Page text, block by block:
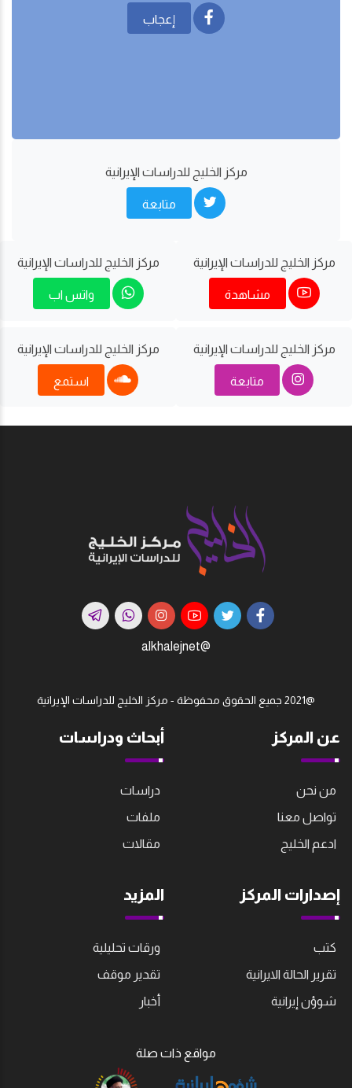
إعجاب
مركز الخليج للدراسات اﻹيرانية
متابعة
مركز الخليج للدراسات اﻹيرانية
مشاهدة
مركز الخليج للدراسات اﻹيرانية
واتس اب
مركز الخليج للدراسات اﻹيرانية
متابعة
مركز الخليج للدراسات اﻹيرانية
استمع
@alkhalejnet
@2021 جميع الحقوق محفوظة - مركز الخليج للدراسات اﻹيرانية
عن المركز
من نحن
تواصل معنا
ادعم الخليج
أبحاث ودراسات
دراسات
ملفات
مقالات
إصدارات المركز
كتب
تقرير الحالة الايرانية
شوؤن إيرانية
المزيد
ورقات تحليلية
تقدير موقف
أخبار
مواقع ذات صلة